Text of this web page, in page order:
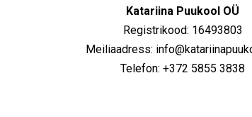
Katariina Puukool OÜ
Registrikood: 16493803
Meiliaadress:
Telefon: +372 5855 3838